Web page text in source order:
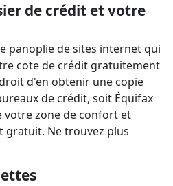
de crédit et votre
panoplie de sites internet qui
cote de crédit gratuitement
d'en obtenir une copie
de crédit, soit Équifax
votre zone de confort et
gratuit. Ne trouvez plus